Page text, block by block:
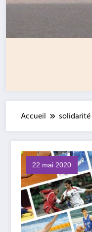
Accueil solidarité
22 mai 2020